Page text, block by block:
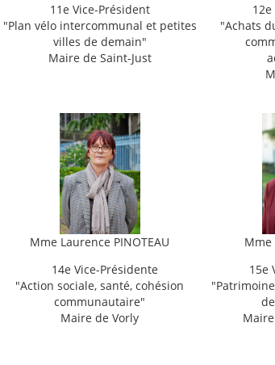
11e Vice-Président
"Plan vélo intercommunal et petites
villes de demain"
Maire de Saint-Just
"Achats
Mme Laurence PINOTEAU Mme
14e Vice-Présidente
"Action sociale, santé, cohésion
communautaire"
Maire de Vorly
15e
"